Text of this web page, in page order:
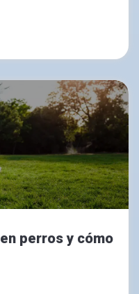
perros y cómo